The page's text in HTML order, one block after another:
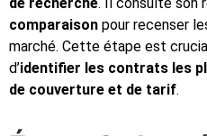
comparaison pour recenser
marché. Cette étape est
d’identifier les contrats les
de couverture et de tarif.